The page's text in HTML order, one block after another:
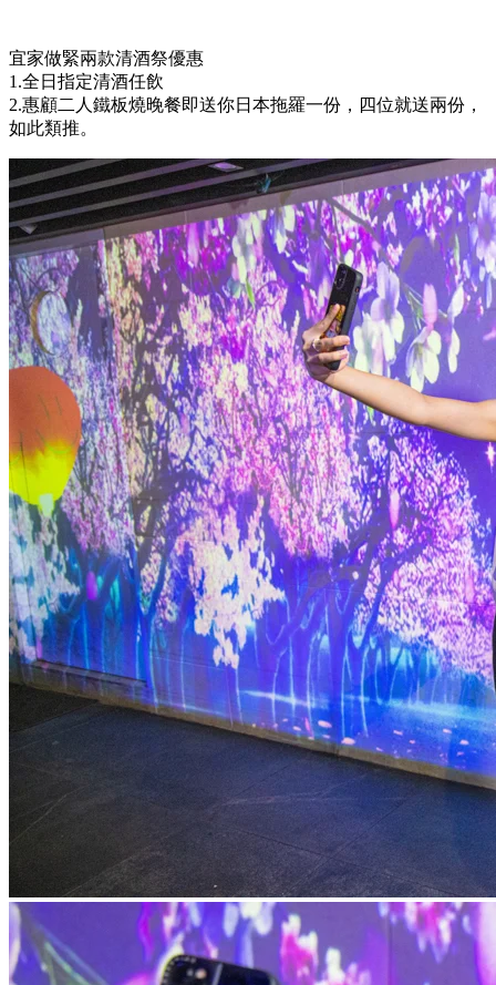
宜家做緊兩款清酒祭優惠
1.全日指定清酒任飲
2.惠顧二人鐵板燒晚餐即送你日本拖羅一份，四位就送兩份，
如此類推。